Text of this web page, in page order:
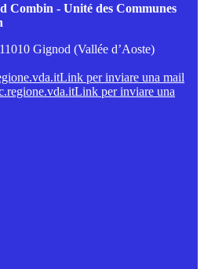
Combin - Unité des Communes
Gignod (Vallée d’Aoste)
Link per inviare una mail
Link per inviare una